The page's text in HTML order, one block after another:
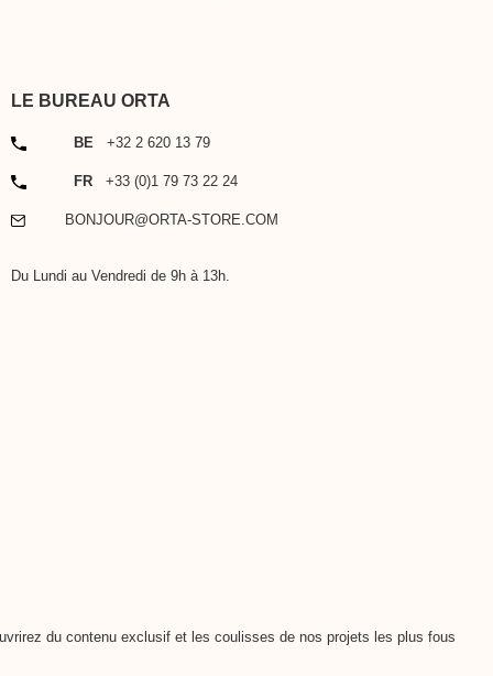
LE BUREAU ORTA
TÉLÉPHONE
BE +32 2 620 13 79
TÉLÉPHONE
FR +33 (0)1 79 73 22 24
EMAILBONJOUR@ORTA-STORE.COM
Du Lundi au Vendredi de 9h à 13h.
du contenu exclusif et les coulisses de nos projets les plus fous